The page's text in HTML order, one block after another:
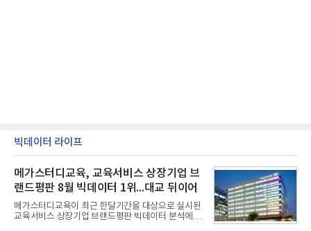
빅데이터 라이프
메가스터디교육, 교육서비스 상장기업 브
랜드평판 8월 빅데이터 1위...대교 뒤이어
메가스터디교육이 최근 한달기간을 대상으로 실시된
교육서비스 상장기업 브랜드평판 빅데이터 분석에서